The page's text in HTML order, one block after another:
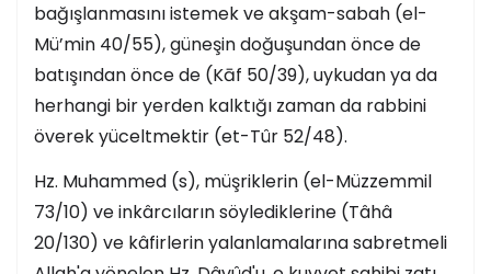
bağışlanmasını istemek ve akşam-sabah (el-
Mü’min 40/55), güneşin doğuşundan önce de
batışından önce de (Kāf 50/39), uykudan ya da
herhangi bir yerden kalktığı zaman da rabbini
överek yüceltmektir (et-Tûr 52/48).
Hz. Muhammed (s), müşriklerin (el-Müzzemmil
73/10) ve inkârcıların söylediklerine (Tâhâ
20/130) ve kâfirlerin yalanlamalarına sabretmeli